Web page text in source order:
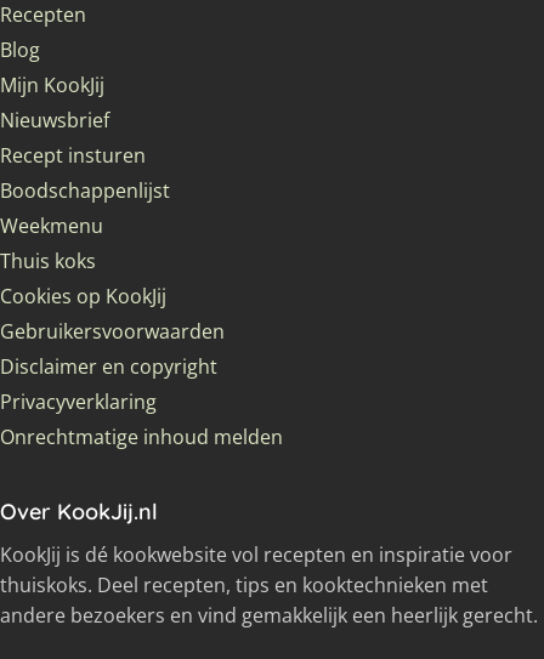
Recepten
Blog
Mijn KookJij
Nieuwsbrief
Recept insturen
Boodschappenlijst
Weekmenu
Thuis koks
Cookies op KookJij
Gebruikersvoorwaarden
Disclaimer en copyright
Privacyverklaring
Onrechtmatige inhoud melden
Over KookJij.nl
KookJij is dé kookwebsite vol recepten en inspiratie voor
thuiskoks. Deel recepten, tips en kooktechnieken met
andere bezoekers en vind gemakkelijk een heerlijk gerecht.